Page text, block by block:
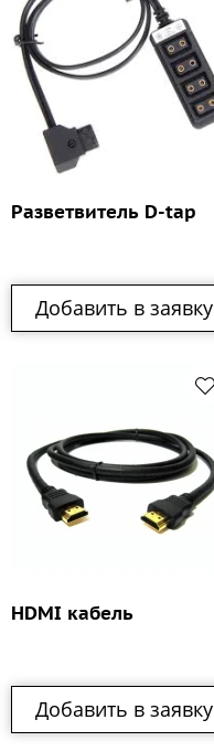
Разветвитель D-tap
Добавить в заявку
HDMI кабель
Добавить в заявку